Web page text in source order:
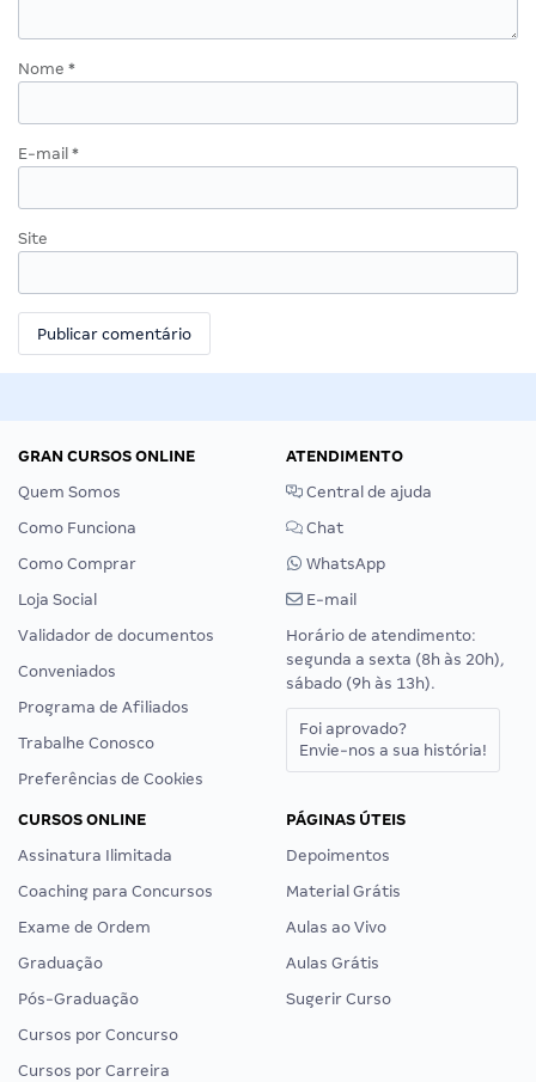
Nome *
E-mail *
Site
GRAN CURSOS ONLINE
Quem Somos
Como Funciona
Como Comprar
Loja Social
Validador de documentos
Conveniados
Programa de Afiliados
Trabalhe Conosco
Preferências de Cookies
ATENDIMENTO
Central de ajuda
Chat
WhatsApp
E-mail
Horário de atendimento:
segunda a sexta (8h às 20h),
sábado (9h às 13h).
Foi aprovado?
Envie-nos a sua história!
CURSOS ONLINE
Assinatura Ilimitada
Coaching para Concursos
Exame de Ordem
Graduação
Pós-Graduação
Cursos por Concurso
Cursos por Carreira
PÁGINAS ÚTEIS
Depoimentos
Material Grátis
Aulas ao Vivo
Aulas Grátis
Sugerir Curso